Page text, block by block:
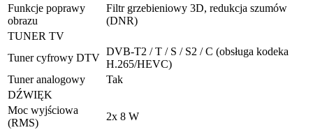
Funkcje poprawy
obrazu
Filtr grzebieniowy 3D, redukcja szumów
(DNR)
TUNER TV
Tuner cyfrowy DTV
DVB-T2 / T / S / S2 / C (obsługa kodeka
H.265/HEVC)
Tuner analogowy
Tak
DŹWIĘK
Moc wyjściowa
(RMS)
2x 8 W